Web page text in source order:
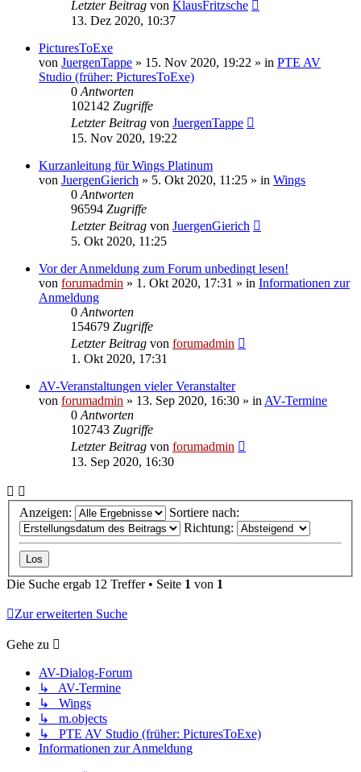
Letzter Beitrag von KlausFritzsche
13. Dez 2020, 10:37
PicturesToExe
von JuergenTappe » 15. Nov 2020, 19:22 » in PTE AV
Studio (früher: PicturesToExe)
0 Antworten
102142 Zugriffe
Letzter Beitrag von JuergenTappe
15. Nov 2020, 19:22
Kurzanleitung für Wings Platinum
von JuergenGierich » 5. Okt 2020, 11:25 » in Wings
0 Antworten
96594 Zugriffe
Letzter Beitrag von JuergenGierich
5. Okt 2020, 11:25
Vor der Anmeldung zum Forum unbedingt lesen!
von forumadmin » 1. Okt 2020, 17:31 » in Informationen zur
Anmeldung
0 Antworten
154679 Zugriffe
Letzter Beitrag von forumadmin
1. Okt 2020, 17:31
AV-Veranstaltungen vieler Veranstalter
von forumadmin » 13. Sep 2020, 16:30 » in AV-Termine
0 Antworten
102743 Zugriffe
Letzter Beitrag von forumadmin
13. Sep 2020, 16:30
Anzeigen:
Sortiere nach:
Richtung:
Die Suche ergab 12 Treffer • Seite 1 von 1
Zur erweiterten Suche
Gehe zu
AV-Dialog-Forum
↳ AV-Termine
↳ Wings
↳ m.objects
↳ PTE AV Studio (früher: PicturesToExe)
Informationen zur Anmeldung